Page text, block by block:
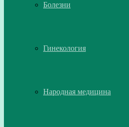
Болезни
Гинекология
Народная медицина